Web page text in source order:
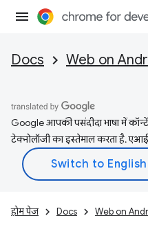
Docs Web on
Google आपकी पसंदीदा भाषा में
टेक्नोलॉजी का इस्तेमाल करता है.
होम पेज Docs Web on